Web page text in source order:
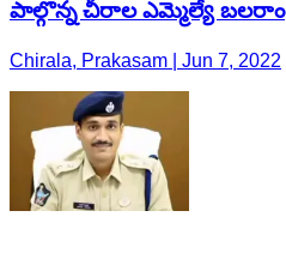
పాల్గొన్న చీరాల ఎమ్మెల్యే బలరాం
Chirala, Prakasam | Jun 7, 2022